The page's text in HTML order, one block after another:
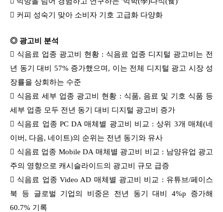
 커피 성숙기 맞아 소비자 기호 고급화 다양화
◎ 광고비 분석
 식음료 업종 광고비 현황 : 식음료 업종 디지털 광고비는 전
년 동기 대비 57% 증가했으며, 이는 전체 디지털 광고 시장 성
장률을 상회하는 수준
 식음료 세부 업종 광고비 현황 : 식품, 음료 및 기호 식품 등
세부 업종 모두 전년 동기 대비 디지털 광고비 증가
 식음료 업종 PC DA 매체별 광고비 비교 :상위 3개 매체(네
이버, 다음, 네이트)의 순위는 전년 동기와 유사
 식음료 업종 Mobile DA 매체별 광고비 비교 : 남양유업 광고
주의 영향으로 캐시슬라이드의 광고비 규모 급증
 식음료 업종 Video AD 매체별 광고비 비교 : 유튜브/페이스
북 등 글로벌 기업의 비중은 전년 동기 대비 4%p 증가해
60.7% 기록